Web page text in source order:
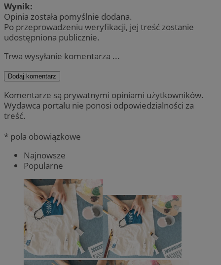
Wynik:
Opinia została pomyślnie dodana.
Po przeprowadzeniu weryfikacji, jej treść zostanie
udostępniona publicznie.
Trwa wysyłanie komentarza ...
Dodaj komentarz
Komentarze są prywatnymi opiniami użytkowników.
Wydawca portalu nie ponosi odpowiedzialności za
treść.
* pola obowiązkowe
Najnowsze
Popularne